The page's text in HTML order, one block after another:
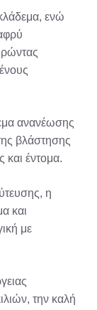
ενώ
ανανέωσης
βλάστησης
και έντομα.
η
και
με
την καλή